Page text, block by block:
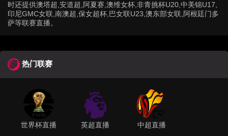
时还提供澳塔超,安道超,阿夏赛,澳维女杯,非青挑杯U20,中美锦U17,
印尼GMC女联,南澳超,保女超杯,巴女联U23,澳东部女联,阿根廷门多
萨等联赛直播。
热门联赛
世界杯直播 英超直播 中超直播